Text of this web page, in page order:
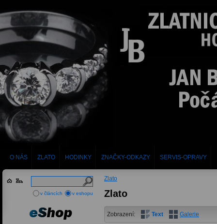
O NÁS ZLATO HODINKY ZNAČKY-ODKAZY SERVIS-OPRAVY
Zlato
Zlato
Zobrazení: Text Galerie
v článcích v eshopu